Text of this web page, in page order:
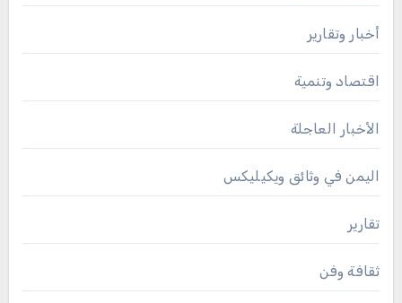
أخبار وتقارير
اقتصاد وتنمية
الأخبار العاجلة
اليمن في وثائق ويكيليكس
تقارير
ثقافة وفن